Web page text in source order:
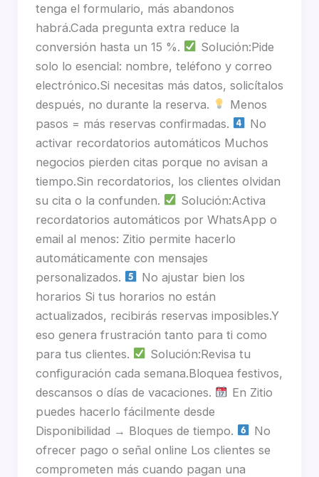
tenga el formulario, más abandonos
habrá.Cada pregunta extra reduce la
conversión hasta un 15 %.
Solución:Pide
solo lo esencial: nombre, teléfono y correo
electrónico.Si necesitas más datos, solicítalos
después, no durante la reserva.
Menos
pasos = más reservas confirmadas.
No
activar recordatorios automáticos Muchos
negocios pierden citas porque no avisan a
tiempo.Sin recordatorios, los clientes olvidan
su cita o la confunden.
Solución:Activa
recordatorios automáticos por WhatsApp o
email al menos: Zitio permite hacerlo
automáticamente con mensajes
personalizados.
No ajustar bien los
horarios Si tus horarios no están
actualizados, recibirás reservas imposibles.Y
eso genera frustración tanto para ti como
para tus clientes.
Solución:Revisa tu
configuración cada semana.Bloquea festivos,
descansos o días de vacaciones.
En Zitio
puedes hacerlo fácilmente desde
Disponibilidad → Bloques de tiempo.
No
ofrecer pago o señal online Los clientes se
comprometen más cuando pagan una